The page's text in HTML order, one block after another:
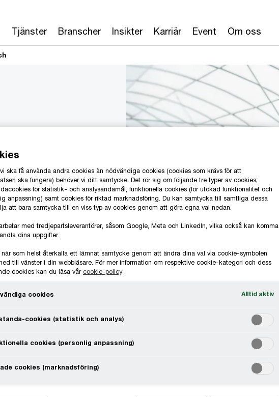
Tjänster Branscher Insikter Karriär Event Om oss
och
livsmedelsbransch formas
och samarbete
ska få använda andra cookies än nödvändiga cookies (cookies som krävs för att
ska fungera) behöver vi ditt samtycke. Det rör sig om följande tre typer av cookies;
för statistik- och analysändamål, funktionella cookies (för utökad funktionalitet och
anpassning) samt cookies för riktad marknadsföring. Du kan samtycka till samtliga dessa
att bara samtycka till en viss typ av cookies genom att göra egna val nedan.
med tredjepartsleverantörer, såsom Google, Meta och LinkedIn, vilka också kan komma
dina uppgifter.
när som helst återkalla ett lämnat samtycke genom att ändra dina val via cookie-symbolen
till vänster i din webbläsare. För mer information om respektive cookie-kategori och dess
cookies kan du läsa vår cookie-policy
cookies Alltid aktiv
cookies (statistik och analys)
cookies (personlig anpassning)
cookies (marknadsföring)